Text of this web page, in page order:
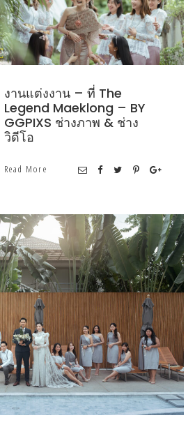
งานแต่งงาน – ที่ The
Legend Maeklong – BY
GGPIXS ช่างภาพ & ช่าง
วิดีโอ
Read More